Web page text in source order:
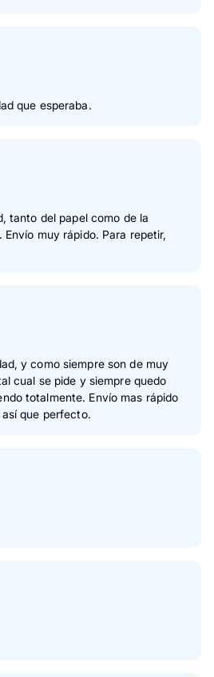
que esperaba.
tanto del papel como de la
y como siempre son de muy
cual se pide y siempre quedo
totalmente. Envío mas rápido
que perfecto.